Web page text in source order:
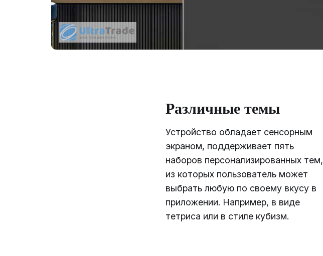
Различные темы
Устройство обладает сенсорным
экраном, поддерживает пять
наборов персонализированных тем,
из которых пользователь может
выбрать любую по своему вкусу в
приложении. Например, в виде
тетриса или в стиле кубизм.